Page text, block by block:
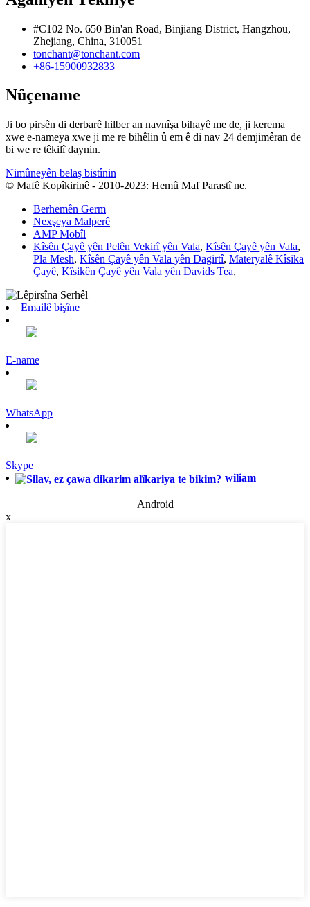
#C102 No. 650 Bin'an Road, Binjiang District, Hangzhou,
Zhejiang, China, 310051
tonchant@tonchant.com
+86-15900932833
Nûçename
Ji bo pirsên di derbarê hilber an navnîşa bihayê me de, ji kerema
xwe e-nameya xwe ji me re bihêlin û em ê di nav 24 demjimêran de
bi we re têkilî daynin.
Nimûneyên belaş bistînin
© Mafê Kopîkirinê - 2010-2023: Hemû Maf Parastî ne.
Berhemên Germ
Nexşeya Malperê
AMP Mobîl
Kîsên Çayê yên Pelên Vekirî yên Vala, Kîsên Çayê yên Vala,
Pla Mesh, Kîsên Çayê yên Vala yên Dagirtî, Materyalê Kîsika
Çayê, Kîsikên Çayê yên Vala yên Davids Tea,
Emailê bişîne
E-name
WhatsApp
Skype
wiliam
Android
x